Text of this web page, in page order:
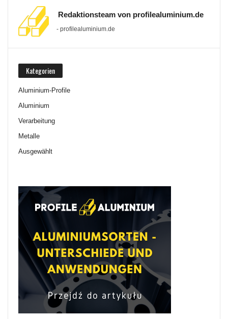
Redaktionsteam von profilealuminium.de
- profilealuminium.de
Kategorien
Aluminium-Profile
Aluminium
Verarbeitung
Metalle
Ausgewählt